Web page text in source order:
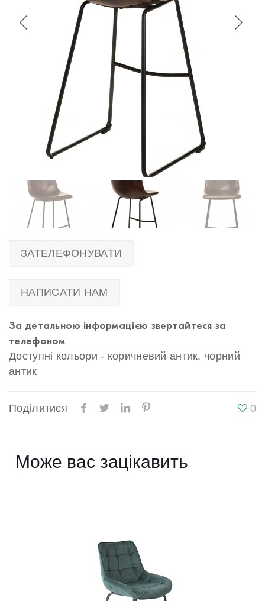
ЗАТЕЛЕФОНУВАТИ
НАПИСАТИ НАМ
За детальною інформацією звертайтеся за
телефоном
Доступні кольори - коричневий антик, чорний
антик
Поділитися 0
Може вас зацікавить